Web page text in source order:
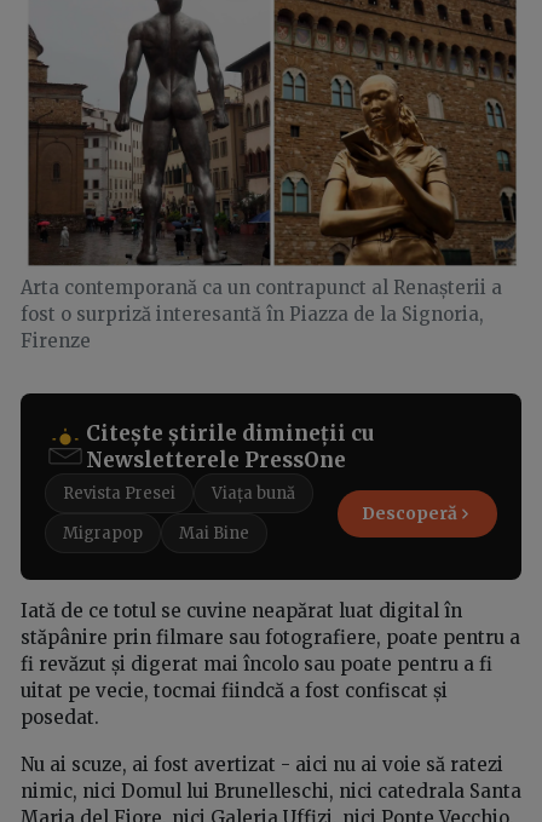
Arta contemporană ca un contrapunct al Renașterii a
fost o surpriză interesantă în Piazza de la Signoria,
Firenze
Citește știrile dimineții cu
Newsletterele PressOne
Revista Presei
Viața bună
Migrapop
Mai Bine
Descoperă
Iată de ce totul se cuvine neapărat luat digital în
stăpânire prin filmare sau fotografiere, poate pentru a
fi revăzut și digerat mai încolo sau poate pentru a fi
uitat pe vecie, tocmai fiindcă a fost confiscat și
posedat.
Nu ai scuze, ai fost avertizat - aici nu ai voie să ratezi
nimic, nici Domul lui Brunelleschi, nici catedrala Santa